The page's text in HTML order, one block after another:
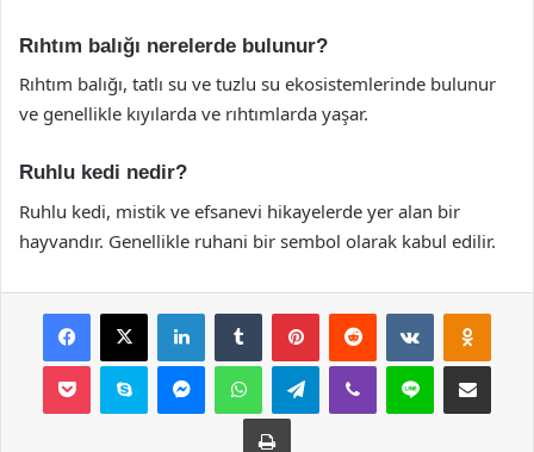
Rıhtım balığı nerelerde bulunur?
Rıhtım balığı, tatlı su ve tuzlu su ekosistemlerinde bulunur
ve genellikle kıyılarda ve rıhtımlarda yaşar.
Ruhlu kedi nedir?
Ruhlu kedi, mistik ve efsanevi hikayelerde yer alan bir
hayvandır. Genellikle ruhani bir sembol olarak kabul edilir.
Facebook
X LinkedInTumblr PinterestReddit VKontakte
Pocket Skype MessengerWhatsAppTelegramViber Line E-Posta ile
Yazdır